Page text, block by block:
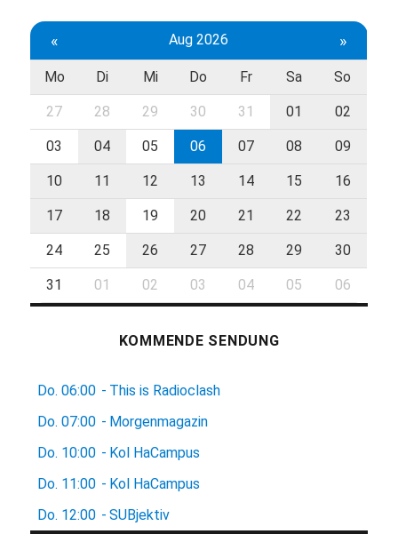
« Aug 2026 »
Mo Di Mi Do Fr Sa So
27 28 29 30 31 01 02
03 04 05 06 07 08 09
10 11 12 13 14 15 16
17 18 19 20 21 22 23
24 25 26 27 28 29 30
31 01 02 03 04 05 06
KOMMENDE SENDUNG
Do. 06:00 - This is Radioclash
Do. 07:00 - Morgenmagazin
Do. 10:00 - Kol HaCampus
Do. 11:00 - Kol HaCampus
Do. 12:00 - SUBjektiv